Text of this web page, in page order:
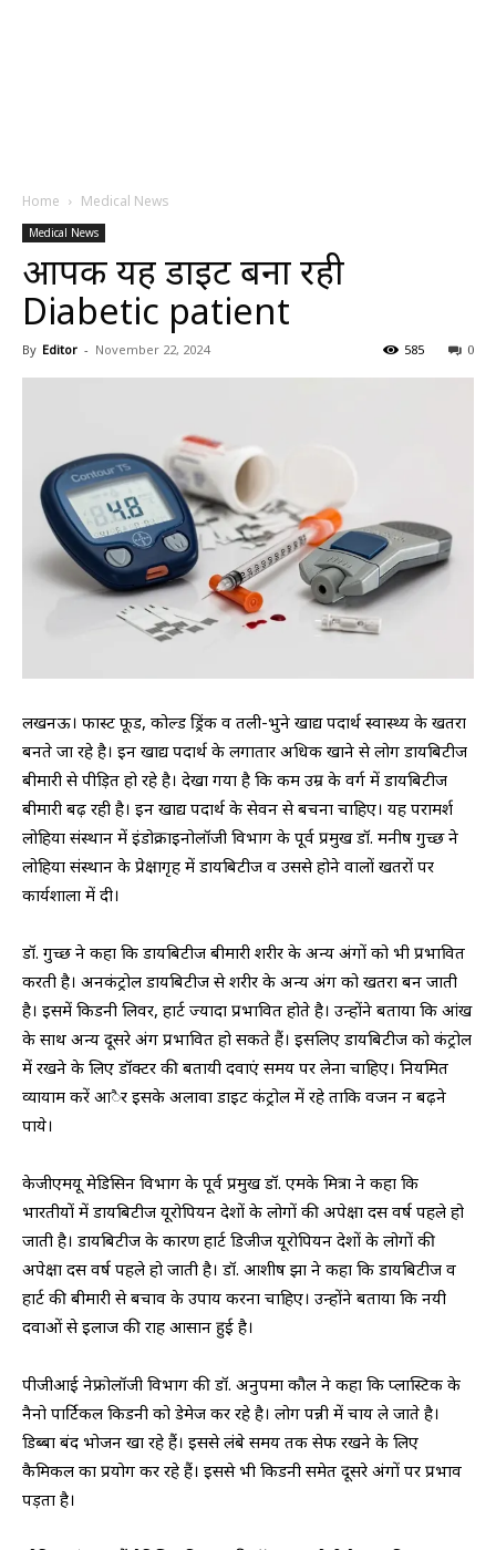
Home Medical News
Medical News
आपकी यह डाइट बना रही
Diabetic patient
By Editor - November 22, 2024 0
585
लखनऊ। फास्ट फूड, कोल्ड ड्रिंक व तली-भुने खाद्य पदार्थ स्वास्थ्य के खतरा
बनते जा रहे है। इन खाद्य पदार्थ के लगातार अधिक खाने से लोग डायबिटीज
बीमारी से पीड़ित हो रहे है। देखा गया है कि कम उम्र के वर्ग में डायबिटीज
बीमारी बढ़ रही है। इन खाद्य पदार्थ के सेवन से बचना चाहिए। यह परामर्श
लोहिया संस्थान में इंडोक्राइनोलॉजी विभाग के पूर्व प्रमुख डॉ. मनीष गुच्छ ने
लोहिया संस्थान के प्रेक्षागृह में डायबिटीज व उससे होने वालों खतरों पर
कार्यशाला में दी।
डॉ. गुच्छ ने कहा कि डायबिटीज बीमारी शरीर के अन्य अंगों को भी प्रभावित
करती है। अनकंट्रोल डायबिटीज से शरीर के अन्य अंग को खतरा बन जाती
है। इसमें किडनी लिवर, हार्ट ज्यादा प्रभावित होते है। उन्होंने बताया कि आंख
के साथ अन्य दूसरे अंग प्रभावित हो सकते हैं। इसलिए डायबिटीज को कंट्रोल
में रखने के लिए डॉक्टर की बतायी दवाएं समय पर लेना चाहिए। नियमित
व्यायाम करें आैर इसके अलावा डाइट कंट्रोल में रहे ताकि वजन न बढ़ने
पाये।
केजीएमयू मेडिसिन विभाग के पूर्व प्रमुख डॉ. एमके मित्रा ने कहा कि
भारतीयों में डायबिटीज यूरोपियन देशों के लोगों की अपेक्षा दस वर्ष पहले हो
जाती है। डायबिटीज के कारण हार्ट डिजीज यूरोपियन देशों के लोगों की
अपेक्षा दस वर्ष पहले हो जाती है। डॉ. आशीष झा ने कहा कि डायबिटीज व
हार्ट की बीमारी से बचाव के उपाय करना चाहिए। उन्होंने बताया कि नयी
दवाओं से इलाज की राह आसान हुई है।
पीजीआई नेफ्रोलॉजी विभाग की डॉ. अनुपमा कौल ने कहा कि प्लास्टिक के
नैनो पार्टिकल किडनी को डेमेज कर रहे है। लोग पन्नी में चाय ले जाते है।
डिब्बा बंद भोजन खा रहे हैं। इससे लंबे समय तक सेफ रखने के लिए
कैमिकल का प्रयोग कर रहे हैं। इससे भी किडनी समेत दूसरे अंगों पर प्रभाव
पड़ता है।